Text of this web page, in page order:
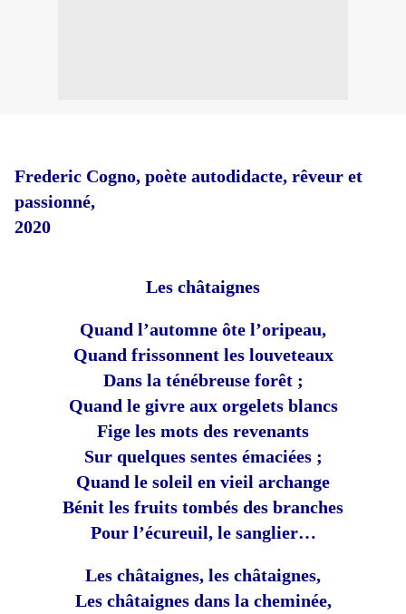
Frederic Cogno, poète autodidacte, rêveur et
passionné,
2020
Les châtaignes
Quand l’automne ôte l’oripeau,
Quand frissonnent les louveteaux
Dans la ténébreuse forêt ;
Quand le givre aux orgelets blancs
Fige les mots des revenants
Sur quelques sentes émaciées ;
Quand le soleil en vieil archange
Bénit les fruits tombés des branches
Pour l’écureuil, le sanglier…
Les châtaignes, les châtaignes,
Les châtaignes dans la cheminée,